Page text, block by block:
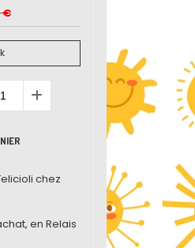
€
chez
en Relais